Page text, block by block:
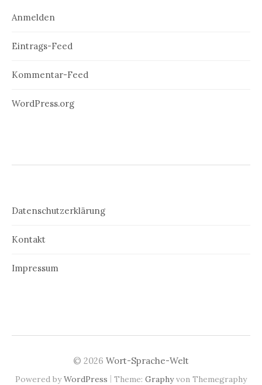
Anmelden
Eintrags-Feed
Kommentar-Feed
WordPress.org
Datenschutzerklärung
Kontakt
Impressum
© 2026 Wort-Sprache-Welt
Powered byWordPress | Theme: Graphyvon Themegraphy